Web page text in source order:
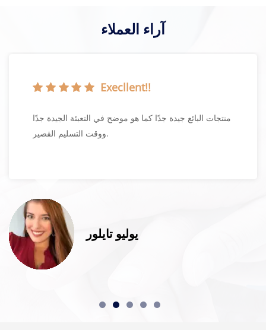
آراء العملاء
Execllent!!
منتجات البائع جيدة جدًا كما هو موضح في التعبئة الجيدة جدًا
ووقت التسليم القصير.
يوليو تايلور